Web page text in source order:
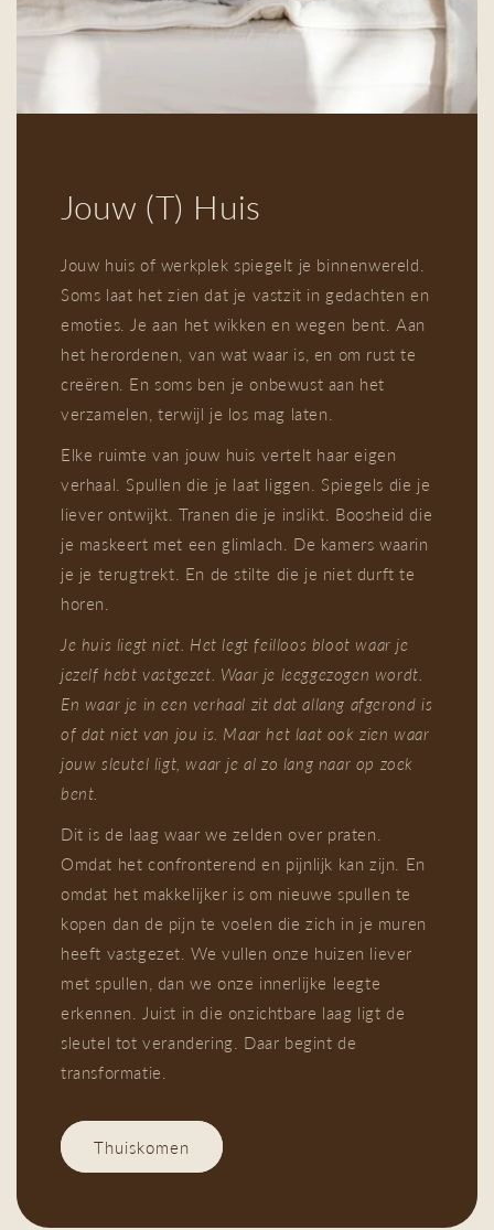
Jouw (T) Huis
Jouw huis of werkplek spiegelt je binnenwereld.
Soms laat het zien dat je vastzit in gedachten en
emoties. Je aan het wikken en wegen bent. Aan
het herordenen, van wat waar is, en om rust te
creëren. En soms ben je onbewust aan het
verzamelen, terwijl je los mag laten.
Elke ruimte van jouw huis vertelt haar eigen
verhaal. Spullen die je laat liggen. Spiegels die je
liever ontwijkt. Tranen die je inslikt. Boosheid die
je maskeert met een glimlach. De kamers waarin
je je terugtrekt. En de stilte die je niet durft te
horen.
Je huis liegt niet. Het legt feilloos bloot waar je
jezelf hebt vastgezet. Waar je leeggezogen wordt.
En waar je in een verhaal zit dat allang afgerond is
of dat niet van jou is. Maar het laat ook zien waar
jouw sleutel ligt, waar je al zo lang naar op zoek
bent.
Dit is de laag waar we zelden over praten.
Omdat het confronterend en pijnlijk kan zijn. En
omdat het makkelijker is om nieuwe spullen te
kopen dan de pijn te voelen die zich in je muren
heeft vastgezet. We vullen onze huizen liever
met spullen, dan we onze innerlijke leegte
erkennen. Juist in die onzichtbare laag ligt de
sleutel tot verandering. Daar begint de
transformatie.
Thuiskomen